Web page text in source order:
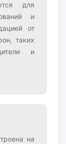
для
и
от
таких
и
на